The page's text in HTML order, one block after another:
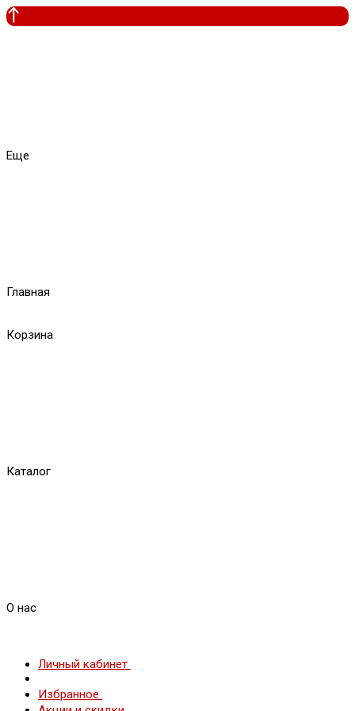
Еще
Главная
Корзина
Каталог
О нас
Личный кабинет
Избранное